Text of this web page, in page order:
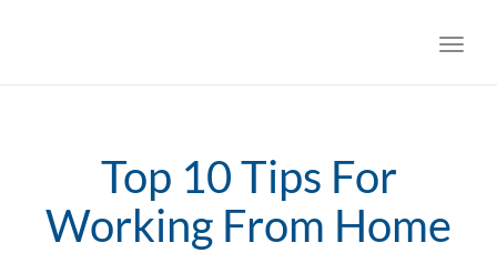
Top 10 Tips For
Working From Home